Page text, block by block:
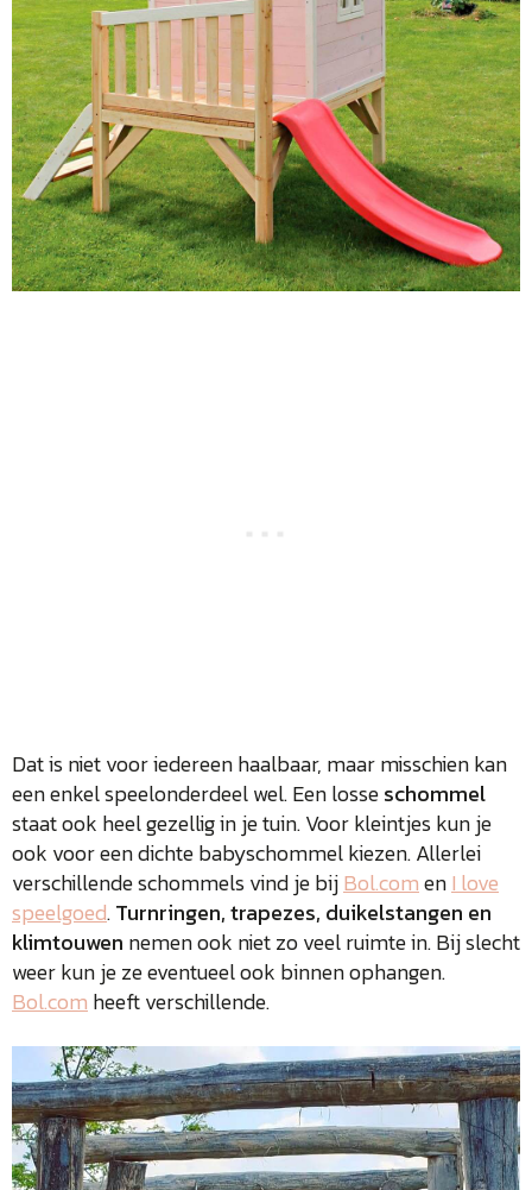
Dat is niet voor iedereen haalbaar, maar misschien kan
een enkel speelonderdeel wel. Een losseschommel
staat ook heel gezellig in je tuin. Voor kleintjes kun je
ook voor een dichte babyschommel kiezen. Allerlei
verschillende schommels vind je bijBol.comenI love
speelgoed.Turnringen, trapezes, duikelstangen en
klimtouwen nemen ook niet zo veel ruimte in. Bij slecht
weer kun je ze eventueel ook binnen ophangen.
Bol.com heeft verschillende.